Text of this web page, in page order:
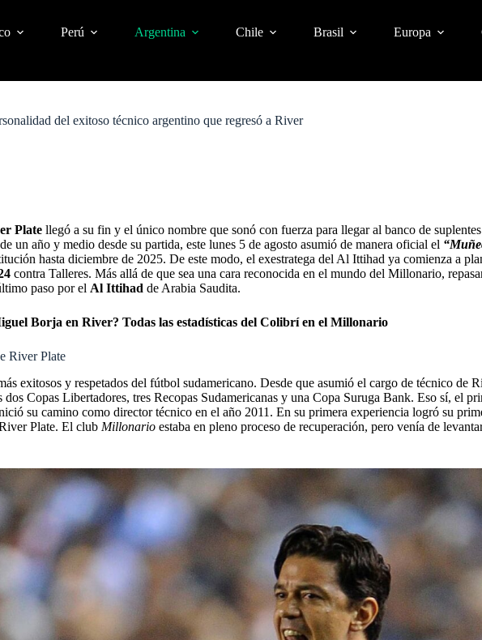
Perú Argentina Chile Brasil Europa
del exitoso técnico argentino que regresó a River
Plate llegó a su fin y el único nombre que sonó con fuerza para llegar al banco de
un año y medio desde su partida, este lunes 5 de agosto asumió de manera oficial el
hasta diciembre de 2025. De este modo, el exestratega del Al Ittihad ya comienza a
contra Talleres. Más allá de que sea una cara reconocida en el mundo del Millonario,
paso por el Al Ittihad de Arabia Saudita.
Borja en River? Todas las estadísticas del Colibrí en el Millonario
River Plate
exitosos y respetados del fútbol sudamericano. Desde que asumió el cargo de técnico de
Copas Libertadores, tres Recopas Sudamericanas y una Copa Suruga Bank. Eso sí, el
su camino como director técnico en el año 2011. En su primera experiencia logró su
Plate. El club Millonario estaba en pleno proceso de recuperación, pero venía de